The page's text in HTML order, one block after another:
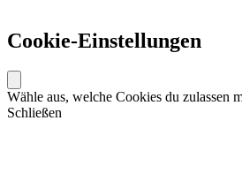
Cookie-Einstellungen
Wähle aus, welche Cookies du zulassen
Schließen